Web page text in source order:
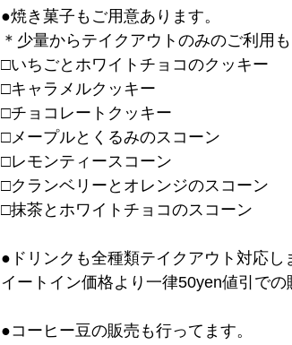
●焼き菓子もご用意あります。
＊少量からテイクアウトのみのご利用
□いちごとホワイトチョコのクッキー
□キャラメルクッキー
□チョコレートクッキー
□メープルとくるみのスコーン
□レモンティースコーン
□クランベリーとオレンジのスコーン
□抹茶とホワイトチョコのスコーン
●ドリンクも全種類テイクアウト対応し
イートイン価格より一律50yen値引での
●コーヒー豆の販売も行ってます。